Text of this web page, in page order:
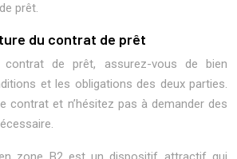
prêt.
du contrat de prêt
de prêt, assurez-vous de bien
et les obligations des deux parties.
contrat et n’hésitez pas à demander des